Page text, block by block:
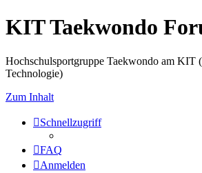
KIT Taekwondo
Hochschulsportgruppe Taekwondo am KIT
Technologie)
Zum Inhalt
Schnellzugriff
FAQ
Anmelden